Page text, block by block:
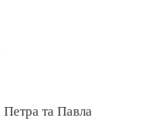
Петра та Павла